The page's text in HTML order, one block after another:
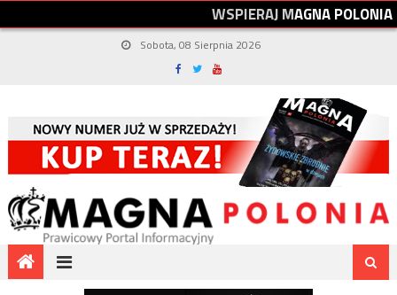
WSPIERAJMAGNAPOLONIA
Sobota, 08 Sierpnia 2026